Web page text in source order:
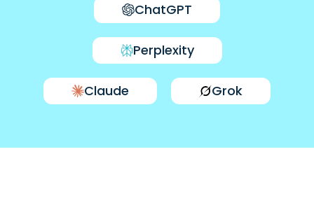
ChatGPT
Perplexity
Claude Grok